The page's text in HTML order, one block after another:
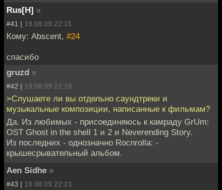
Rus[H] »
#41 | 19.08.09 22:15
Кому: Abscent, #24
cпасибо
gruzd »
#42 | 19.08.09 22:18
>Слушаете ли вы отдельно саундтреки и
музыкальные композиции, написанные к фильмам?
Да. Из любимых - присоединяюсь к камраду GrUm:
OST Ghost in the shell 1 и 2 и Neverending Story.
Из последних - однозначно Rocnrolla: -
крышесрывательный альбом.
Aen Sidhe »
#43 | 19.08.09 22:23